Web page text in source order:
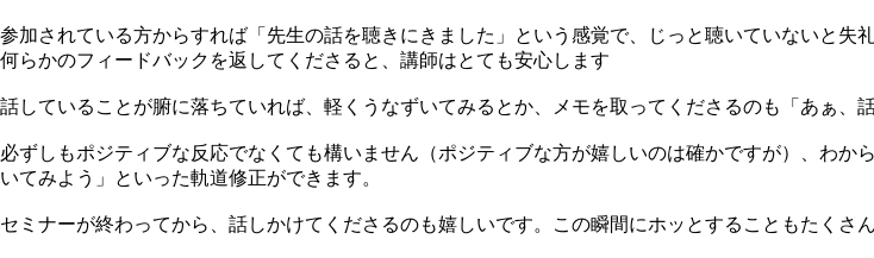
参加されている方からすれば「先生の話を聴きにきました」という感覚で、じっと聴いていないと
何らかのフィードバックを返してくださると、講師はとても安心します
話していることが腑に落ちていれば、軽くうなずいてみるとか、メモを取ってくださるのも「あぁ、
必ずしもポジティブな反応でなくても構いません（ポジティブな方が嬉しいのは確かですが）、わ
いてみよう」といった軌道修正ができます。
セミナーが終わってから、話しかけてくださるのも嬉しいです。この瞬間にホッとすることもたくさん